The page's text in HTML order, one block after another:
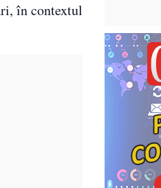
în contextul